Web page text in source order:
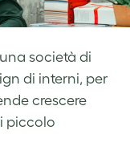
società di
di interni, per
crescere
piccolo